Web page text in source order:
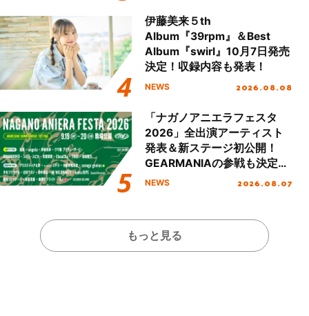
伊藤美来５th
Album『39rpm』＆Best
Album『swirl』10月7日発売
決定！収録内容も発表！
NEWS 2026.08.08
「ナガノアニエラフェスタ
2026」全出演アーティスト
発表＆新ステージ初公開！
GEARMANIAの参戦も決定
し、初となる第3ステージの
NEWS 2026.08.07
もっと見る